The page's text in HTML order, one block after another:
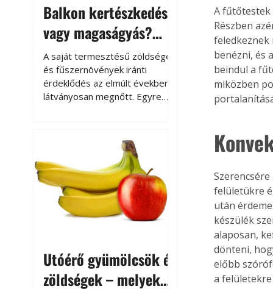
Balkon kertészkedés
vagy magaságyás?
Helytakarékos
kertészkedés
A saját termesztésű zöldségek
és fűszernövények iránti
érdeklődés az elmúlt években
látványosan megnőtt. Egyre
kertészkedés sokak számára
kikapcsolódást és feltöltődést
is jelent.
Utóérő gyümölcsök és
zöldségek – melyek
A fűtőtestek
Részben
benézni, és
beindul a
miközben
felületükre
után
készülék
alaposan,
dönteni,
előbb
a